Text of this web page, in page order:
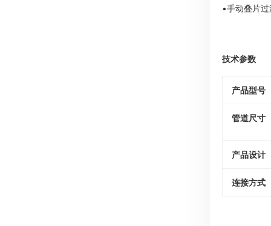
•手动叠片
技术参数
产品型号
管道尺寸
产品设计
连接方式